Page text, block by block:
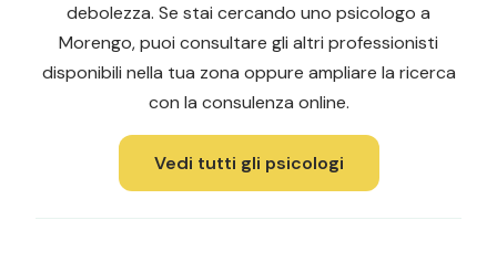
debolezza. Se stai cercando uno psicologo a
Morengo, puoi consultare gli altri professionisti
disponibili nella tua zona oppure ampliare la ricerca
con la consulenza online.
Vedi tutti gli psicologi